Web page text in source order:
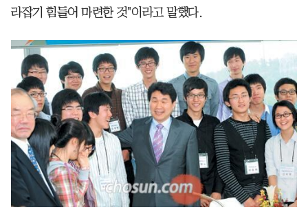
라잡기 힘들어 마련한 것"이라고 말했다.